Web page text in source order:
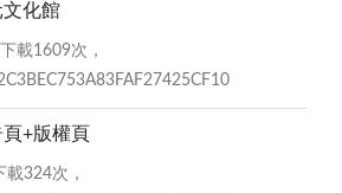
化館
載1609次，
+版權頁
324次，